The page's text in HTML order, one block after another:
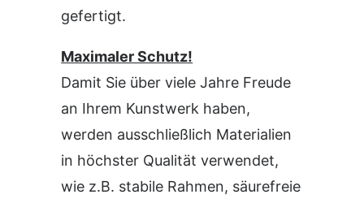
gefertigt.
Maximaler Schutz!
Damit Sie über viele Jahre Freude
an Ihrem Kunstwerk haben,
werden ausschließlich Materialien
in höchster Qualität verwendet,
wie z.B. stabile Rahmen, säurefreie